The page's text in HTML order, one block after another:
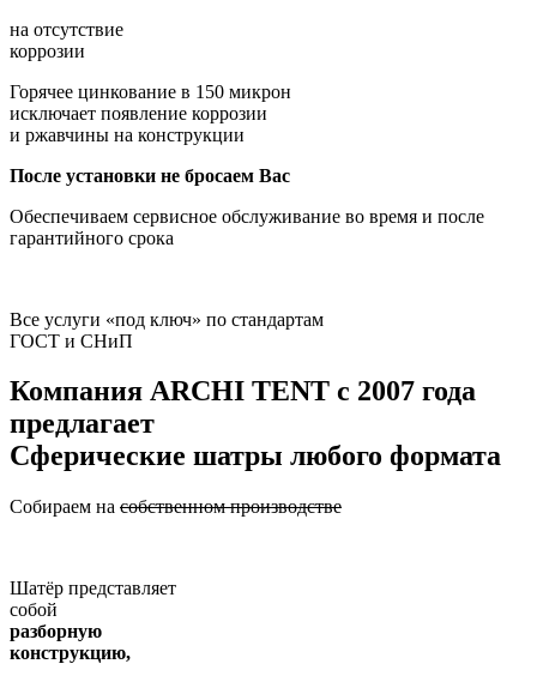
на отсутствие
коррозии
Горячее цинкование в 150 микрон
исключает появление коррозии
и ржавчины на конструкции
После установки не бросаем Вас
Обеспечиваем сервисное обслуживание во время и после
гарантийного срока
Все услуги «под ключ» по стандартам
ГОСТ и СНиП
Компания ARCHI TENT с 2007 года
предлагает
Сферические шатры любого формата
Собираем на собственном производстве
Шатёр представляет
собой
разборную
конструкцию,